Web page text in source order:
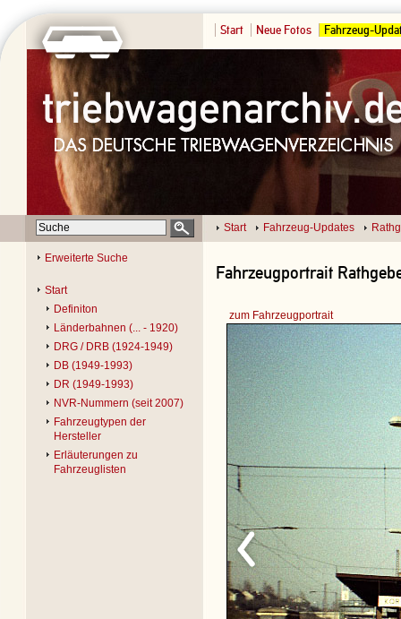
Start Neue Fotos Fahrzeug-
Start Fahrzeug-Updates
Erweiterte Suche
Start
Definiton
Länderbahnen (... - 1920)
DRG / DRB (1924-1949)
DB (1949-1993)
DR (1949-1993)
NVR-Nummern (seit 2007)
Fahrzeugtypen der
Hersteller
Erläuterungen zu
Fahrzeuglisten
Fahrzeugportrait
zum Fahrzeugportrait